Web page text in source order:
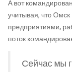
А вот
учитывая, что
предприятиями,
поток
Сейчас мы